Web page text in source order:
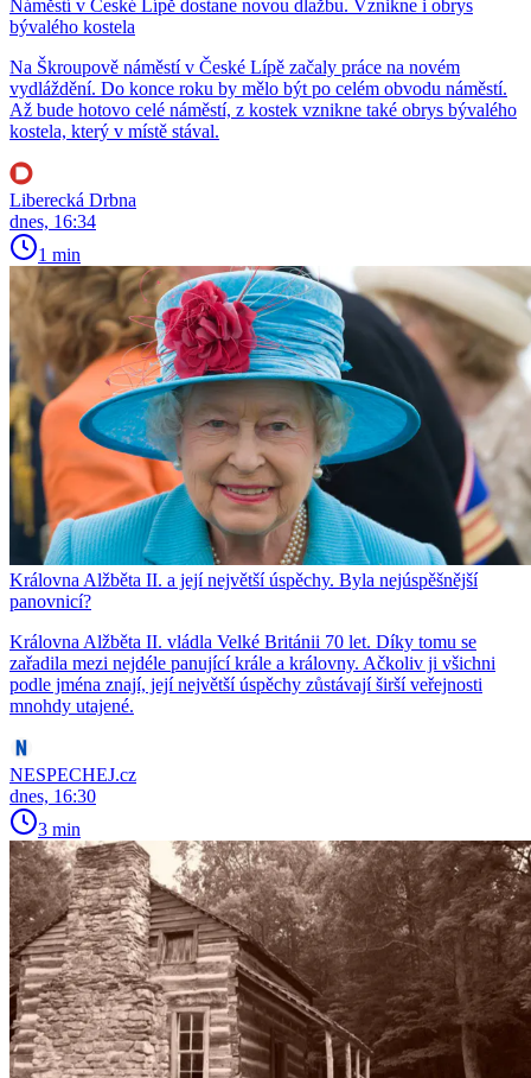
Náměstí v České Lípě dostane novou dlažbu. Vznikne i obrys
bývalého kostela
Na Škroupově náměstí v České Lípě začaly práce na novém
vydláždění. Do konce roku by mělo být po celém obvodu náměstí.
Až bude hotovo celé náměstí, z kostek vznikne také obrys bývalého
kostela, který v místě stával.
Liberecká Drbna
dnes, 16:34
1 min
Královna Alžběta II. a její největší úspěchy. Byla nejúspěšnější
panovnicí?
Královna Alžběta II. vládla Velké Británii 70 let. Díky tomu se
zařadila mezi nejdéle panující krále a královny. Ačkoliv ji všichni
podle jména znají, její největší úspěchy zůstávají širší veřejnosti
mnohdy utajené.
NESPECHEJ.cz
dnes, 16:30
3 min